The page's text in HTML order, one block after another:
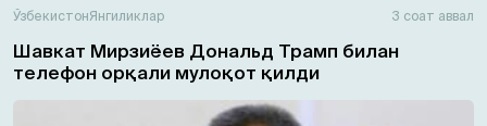
ЎзбекистонЯнгиликлар 3 соат аввал
Шавкат Мирзиёев Дональд Трамп билан
телефон орқали мулоқот қилди